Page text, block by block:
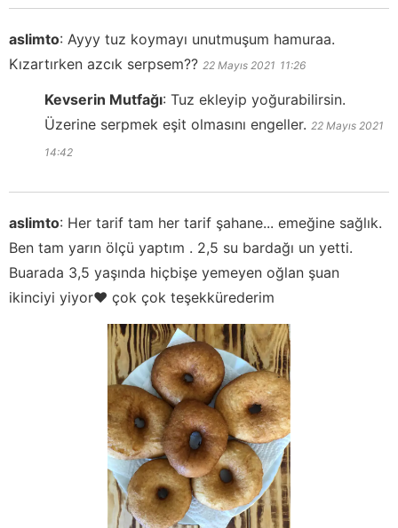
aslimto: Ayyy tuz koymayı unutmuşum hamuraa.
Kızartırken azcık serpsem?? 22 Mayıs 2021 11:26
Kevserin Mutfağı: Tuz ekleyip yoğurabilirsin.
Üzerine serpmek eşit olmasını engeller. 22 Mayıs 2021
14:42
aslimto: Her tarif tam her tarif şahane... emeğine sağlık.
Ben tam yarın ölçü yaptım . 2,5 su bardağı un yetti.
Buarada 3,5 yaşında hiçbişe yemeyen oğlan şuan
ikinciyi yiyor❤️ çok çok teşekkürederim